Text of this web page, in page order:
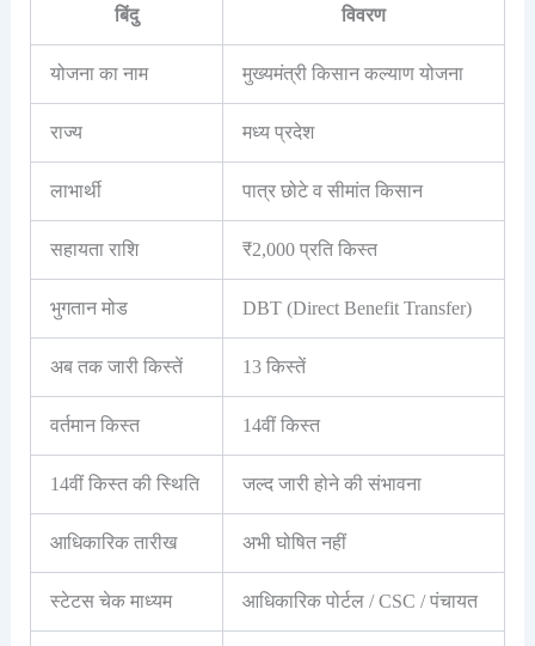
बिंदु विवरण
योजना का नाम मुख्यमंत्री किसान कल्याण योजना
राज्य मध्य प्रदेश
लाभार्थी पात्र छोटे व सीमांत किसान
सहायता राशि ₹2,000 प्रति किस्त
भुगतान मोड DBT (Direct Benefit Transfer)
अब तक जारी किस्तें 13 किस्तें
वर्तमान किस्त 14वीं किस्त
14वीं किस्त की स्थिति जल्द जारी होने की संभावना
आधिकारिक तारीख अभी घोषित नहीं
स्टेटस चेक माध्यम आधिकारिक पोर्टल / CSC / पंचायत